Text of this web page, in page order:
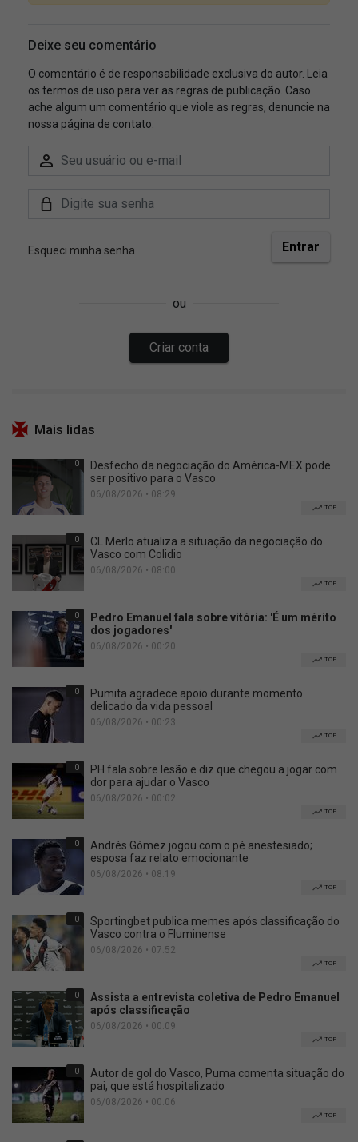
Mais lidas
0
Desfecho da negociação do América-MEX pode
ser positivo para o Vasco
06/08/2026 • 08:29
TOP
0
CL Merlo atualiza a situação da negociação do
Vasco com Colidio
06/08/2026 • 08:00
TOP
0
Pedro Emanuel fala sobre vitória: 'É um mérito
dos jogadores'
06/08/2026 • 00:20
TOP
0
Pumita agradece apoio durante momento
delicado da vida pessoal
06/08/2026 • 00:23
TOP
0
PH fala sobre lesão e diz que chegou a jogar com
dor para ajudar o Vasco
06/08/2026 • 00:02
TOP
0
Andrés Gómez jogou com o pé anestesiado;
esposa faz relato emocionante
06/08/2026 • 08:19
TOP
0
Sportingbet publica memes após classificação do
Vasco contra o Fluminense
06/08/2026 • 07:52
TOP
0
Assista a entrevista coletiva de Pedro Emanuel
após classificação
06/08/2026 • 00:09
TOP
0
Autor de gol do Vasco, Puma comenta situação do
pai, que está hospitalizado
06/08/2026 • 00:06
TOP